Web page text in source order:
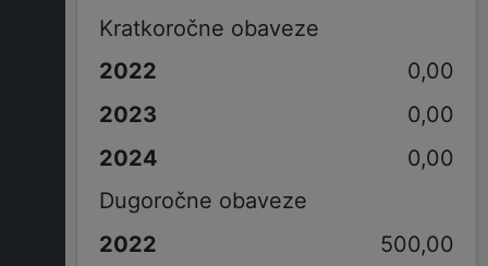
Kratkoročne obaveze
0,00
0,00
0,00
Dugoročne obaveze
500,00